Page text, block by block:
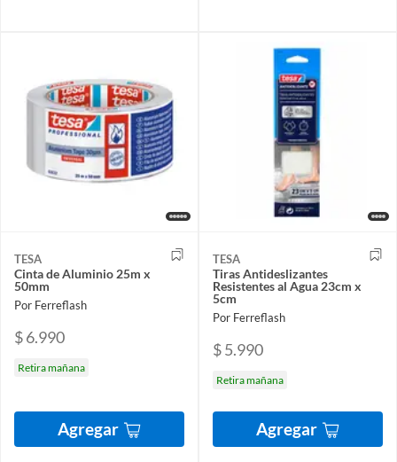
TESA
Cinta de Aluminio 25m x
50mm
Por Ferreflash
$ 6.990
Retira mañana
Agregar
TESA
Tiras Antideslizantes
Resistentes al Agua 23cm x
5cm
Por Ferreflash
$ 5.990
Retira mañana
Agregar